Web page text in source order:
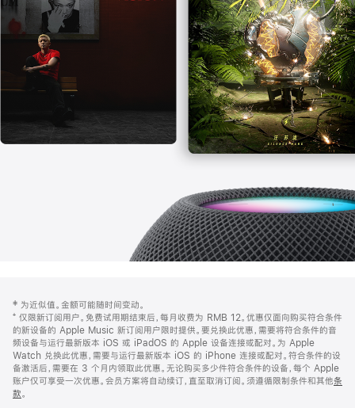
打
开)
页
页
脚
注
‡ 为近似值。金额可能随时间变动。
⁺ 仅限新订阅用户。免费试用期结束后，每月收费为 RMB 12。优惠仅面向购买符合条件
的新设备的 Apple Music 新订阅用户限时提供。要兑换此优惠，需要将符合条件的音
频设备与运行最新版本 iOS 或 iPadOS 的 Apple 设备连接或配对。为 Apple
Watch 兑换此优惠，需要与运行最新版本 iOS 的 iPhone 连接或配对。符合条件的设
备激活后，需要在 3 个月内领取此优惠。无论购买多少件符合条件的设备，每个 Apple
账户仅可享受一次优惠。会员方案将自动续订，直至取消订阅。须遵循限制条件和其他条
款。